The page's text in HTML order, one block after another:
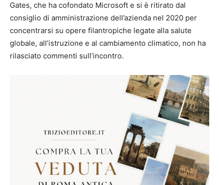
Gates, che ha cofondato Microsoft e si è ritirato dal
consiglio di amministrazione dell’azienda nel 2020 per
concentrarsi su opere filantropiche legate alla salute
globale, all’istruzione e al cambiamento climatico, non ha
rilasciato commenti sull’incontro.